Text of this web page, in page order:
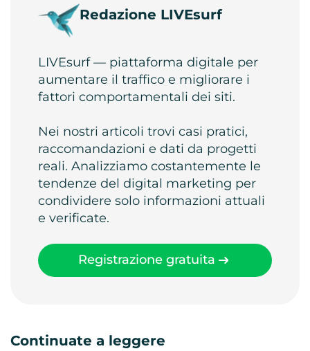
Redazione LIVEsurf
LIVEsurf — piattaforma digitale per
aumentare il traffico e migliorare i
fattori comportamentali dei siti.
Nei nostri articoli trovi casi pratici,
raccomandazioni e dati da progetti
reali. Analizziamo costantemente le
tendenze del digital marketing per
condividere solo informazioni attuali
e verificate.
Registrazione gratuita
Continuate a leggere